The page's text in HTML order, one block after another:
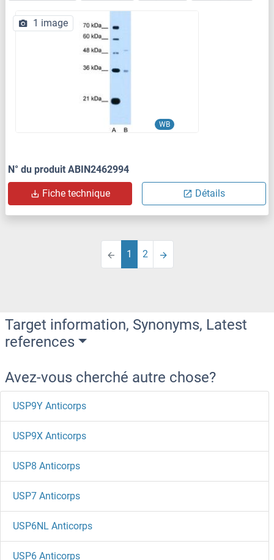
WB
1 image
N° du produit ABIN2462994
Fiche technique Détails
1 2
Target information, Synonyms, Latest
references
Avez-vous cherché autre chose?
USP9Y Anticorps
USP9X Anticorps
USP8 Anticorps
USP7 Anticorps
USP6NL Anticorps
USP6 Anticorps